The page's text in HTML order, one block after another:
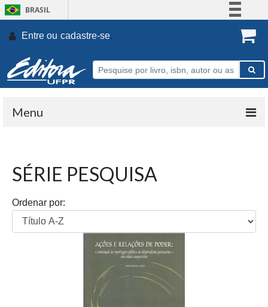
BRASIL
Participe
Entre ou cadastre-se.
Menu
SÉRIE PESQUISA
Ordenar por: